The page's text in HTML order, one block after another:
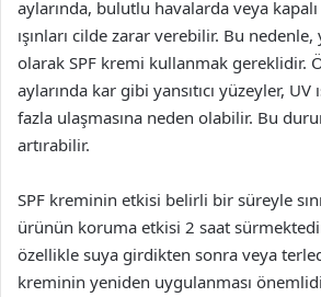
aylarında, bulutlu havalarda veya
ışınları cilde zarar verebilir. Bu
olarak SPF kremi kullanmak gereklidir.
aylarında kar gibi yansıtıcı yüzeyler, UV
fazla ulaşmasına neden olabilir. Bu
artırabilir.
SPF kreminin etkisi belirli bir süreyle
ürünün koruma etkisi 2 saat
özellikle suya girdikten sonra veya
kreminin yeniden uygulanması